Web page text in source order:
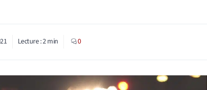
Lecture :2min 0